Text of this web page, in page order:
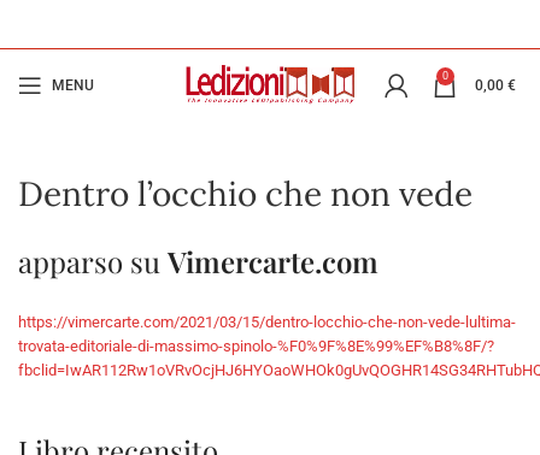
MENU
0
0,00 €
Dentro l’occhio che non vede
apparso suVimercarte.com
https://vimercarte.com/2021/03/15/dentro-locchio-che-non-vede-lultima-
trovata-editoriale-di-massimo-spinolo-%F0%9F%8E%99%EF%B8%8F/?